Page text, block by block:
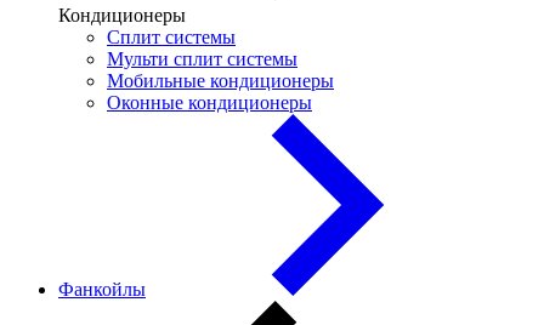
Кондиционеры
Сплит системы
Мульти сплит системы
Мобильные кондиционеры
Оконные кондиционеры
Фанкойлы